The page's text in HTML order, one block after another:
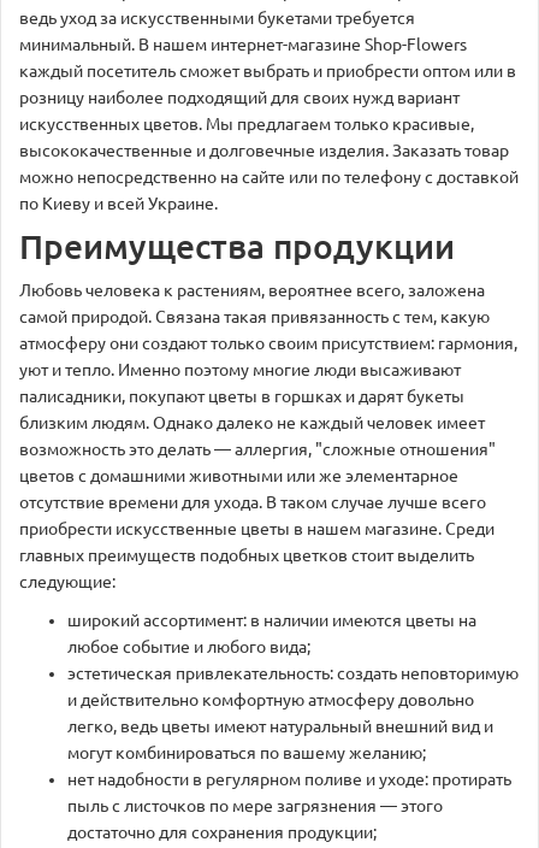
ведь уход за искусственными букетами требуется
минимальный. В нашем интернет-магазине Shop-Flowers
каждый посетитель сможет выбрать и приобрести оптом или в
розницу наиболее подходящий для своих нужд вариант
искусственных цветов. Мы предлагаем только красивые,
высококачественные и долговечные изделия. Заказать товар
можно непосредственно на сайте или по телефону с доставкой
по Киеву и всей Украине.
Преимущества продукции
Любовь человека к растениям, вероятнее всего, заложена
самой природой. Связана такая привязанность с тем, какую
атмосферу они создают только своим присутствием: гармония,
уют и тепло. Именно поэтому многие люди высаживают
палисадники, покупают цветы в горшках и дарят букеты
близким людям. Однако далеко не каждый человек имеет
возможность это делать — аллергия, "сложные отношения"
цветов с домашними животными или же элементарное
отсутствие времени для ухода. В таком случае лучше всего
приобрести искусственные цветы в нашем магазине. Среди
главных преимуществ подобных цветков стоит выделить
следующие:
широкий ассортимент: в наличии имеются цветы на
любое событие и любого вида;
эстетическая привлекательность: создать неповторимую
и действительно комфортную атмосферу довольно
легко, ведь цветы имеют натуральный внешний вид и
могут комбинироваться по вашему желанию;
нет надобности в регулярном поливе и уходе: протирать
пыль с листочков по мере загрязнения — этого
достаточно для сохранения продукции;